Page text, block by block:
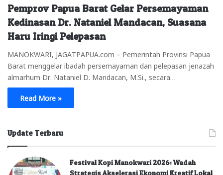
Pemprov Papua Barat Gelar Persemayaman
Kedinasan Dr. Nataniel Mandacan, Suasana
Haru Iringi Pelepasan
MANOKWARI, JAGATPAPUA.com – Pemerintah Provinsi Papua
Barat menggelar ibadah persemayaman dan pelepasan jenazah
almarhum Dr. Nataniel D. Mandacan, M.Si., secara…
Read More »
Update Terbaru
Festival Kopi Manokwari 2026: Wadah
Strategis Akselerasi Ekonomi Kreatif Lokal